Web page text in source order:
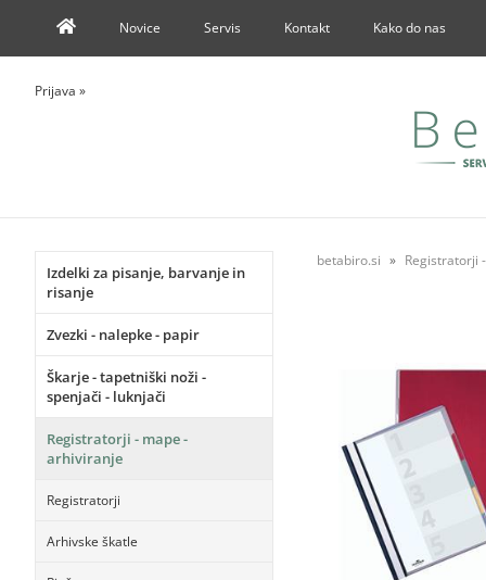
Novice Servis Kontakt Kako do nas
Prijava »
Izdelki za pisanje, barvanje in
risanje
Zvezki - nalepke - papir
Škarje - tapetniški noži -
spenjači - luknjači
Registratorji - mape -
arhiviranje
Registratorji
Arhivske škatle
betabiro.si Registratorji